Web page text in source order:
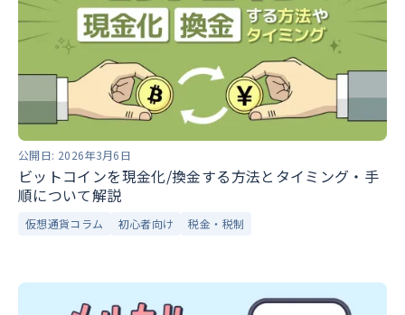
公開日: 2026年3月6日
ビットコインを現金化/換金する方法とタイミング・手
順について解説
仮想通貨コラム 初心者向け 税金・税制